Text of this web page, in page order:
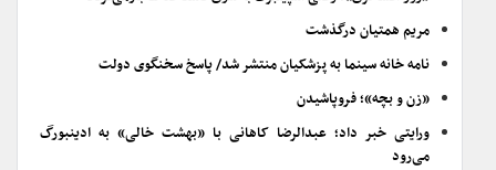
مریم همتیان درگذشت
نامه خانه سینما به پزشکیان منتشر شد/ پاسخ سخنگوی دولت
«زن و بچه»؛ فروپاشیدن
ورایتی خبر داد؛ عبدالرضا کاهانی با «بهشت خالی» به ادینبورگ
می‌رود